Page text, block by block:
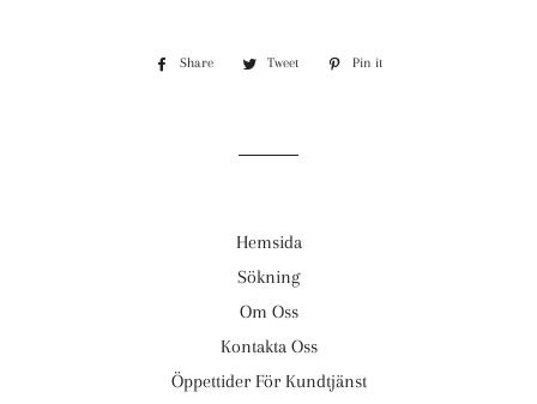
Share
Share
Tweet
Tweet
Pin it
Hemsida
Sökning
Om Oss
Kontakta Oss
Öppettider För Kundtjänst